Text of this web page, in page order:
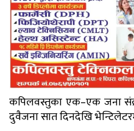
कपिलवस्तुका एक–एक जना
दुवैजना सात दिनदेखि